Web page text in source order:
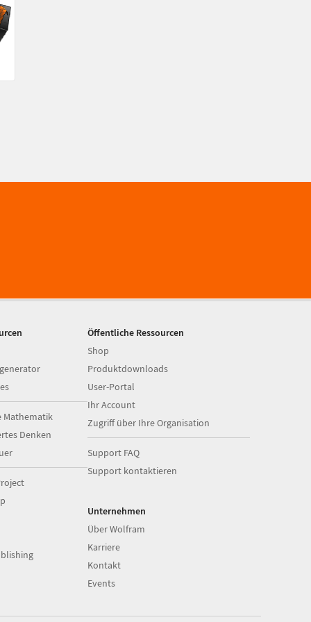
Mathematik
Denken
Öffentliche Ressourcen
Shop
Produktdownloads
User-Portal
Ihr Account
Zugriff über Ihre Organisation
Support FAQ
Support kontaktieren
Unternehmen
Über Wolfram
Karriere
Kontakt
Events